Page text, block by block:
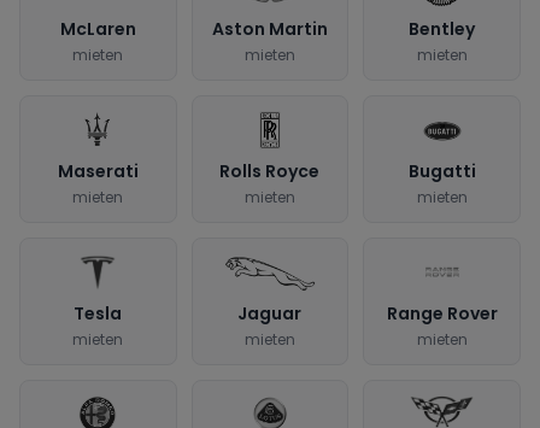
McLaren
mieten
Aston Martin
mieten
Bentley
mieten
Maserati
mieten
Rolls Royce
mieten
Bugatti
mieten
Tesla
mieten
Jaguar
mieten
Range Rover
mieten